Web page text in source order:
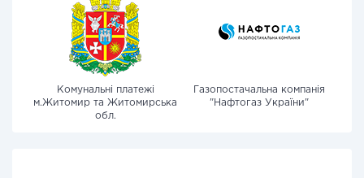
Комунальні платежі
м.Житомир та Житомирська
обл.
Газопостачальна компанія
"Нафтогаз України"